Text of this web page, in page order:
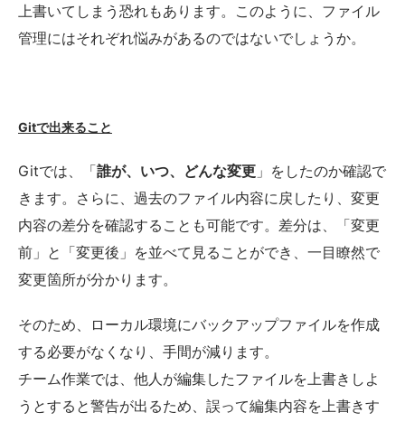
上書いてしまう恐れもあります。このように、ファイル
管理にはそれぞれ悩みがあるのではないでしょうか。
Gitで出来ること
Gitでは、「誰が、いつ、どんな変更 」をしたのか確認で
きます。さらに、過去のファイル内容に戻したり、変更
内容の差分を確認することも可能です。差分は、「変更
前」と「変更後」を並べて見ることができ、一目瞭然で
変更箇所が分かります。
そのため、ローカル環境にバックアップファイルを作成
する必要がなくなり、手間が減ります。
チーム作業では、他人が編集したファイルを上書きしよ
うとすると警告が出るため、誤って編集内容を上書きす